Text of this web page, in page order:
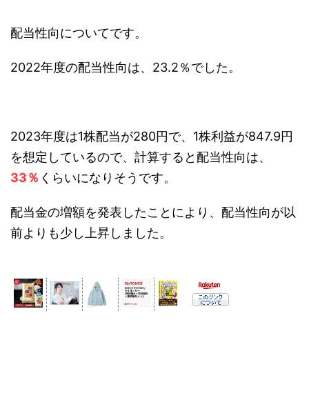
配当性向についてです。
2022年度の配当性向は、23.2％でした。
2023年度は1株配当が280円で、1株利益が847.9円
を想定しているので、計算すると配当性向は、
33％ くらいになりそうです。
配当金の増額を発表したことにより、配当性向が以
前よりも少し上昇しました。